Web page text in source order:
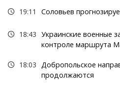
19:11 Соловьев
18:43 Украинские военные
контроле маршрута
18:03 Добропольское
продолжаются